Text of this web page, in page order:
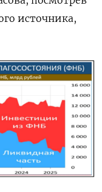
источника,